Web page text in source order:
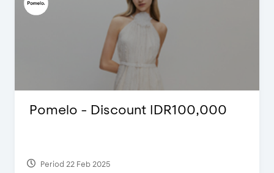
Pomelo - Discount IDR100,000
Period 22 Feb 2025